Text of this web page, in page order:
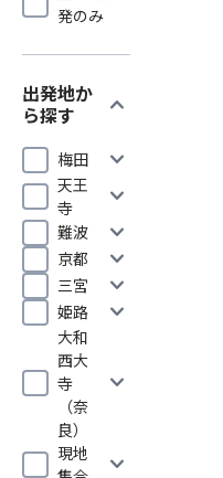
発のみ
出発地か
ら探す
expand_more
梅田 expand_more
天王
寺
expand_more
難波 expand_more
京都 expand_more
三宮 expand_more
姫路 expand_more
大和
西大
寺
（奈
良）
expand_more
現地
expand_more